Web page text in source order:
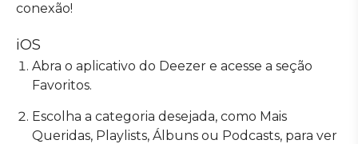
conexão!
iOS
Abra o aplicativo do Deezer e acesse a seção
Favoritos.
Escolha a categoria desejada, como Mais
Queridas, Playlists, Álbuns ou Podcasts, para ver